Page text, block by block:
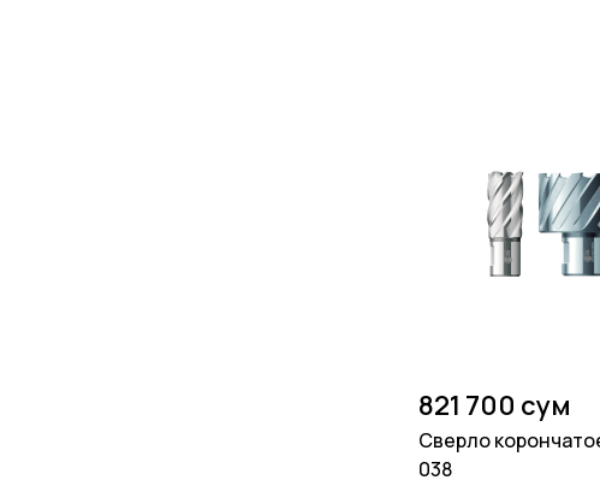
821 700 сум
Сверло
038